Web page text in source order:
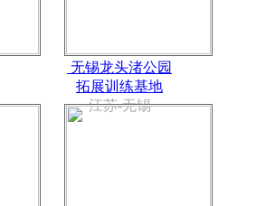
无锡龙头渚公园
拓展训练基地
江苏-无锡